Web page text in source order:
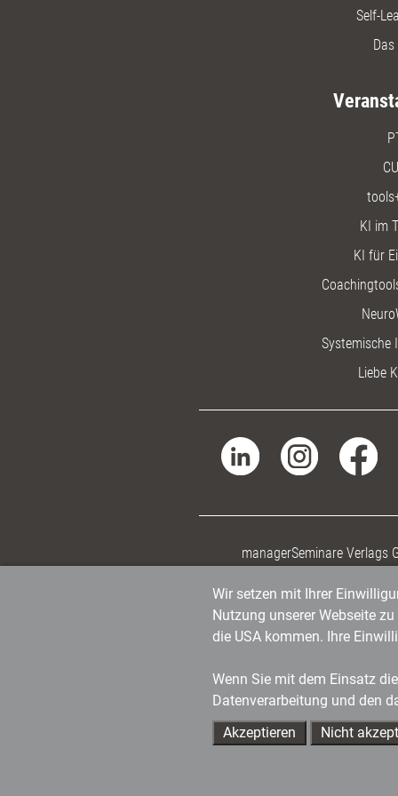
Self-
KI im
KI für
Systemische
Liebe
managerSeminare Verlags
Wir setzen mit Ihrer
Nutzung unserer Webseite
die USA kommen. Ihre
Wenn Sie mit dem Einsatz
Datenverarbeitung und den
Akzeptieren
Nicht